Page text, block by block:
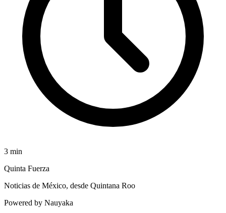
3 min
Quinta Fuerza
Noticias de México, desde Quintana Roo
Powered by Nauyaka